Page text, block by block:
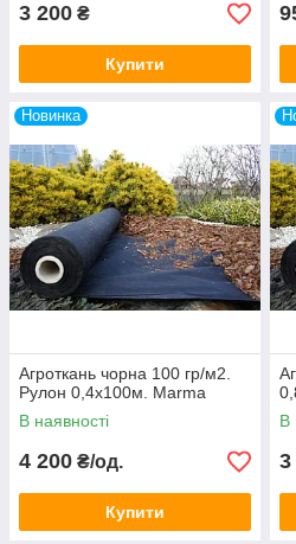
3 200 ₴
Купити
Новинка
Агроткань чорна 100 гр/м2.
Рулон 0,4х100м. Marma
В наявності
4 200 ₴/од.
Купити
В
3